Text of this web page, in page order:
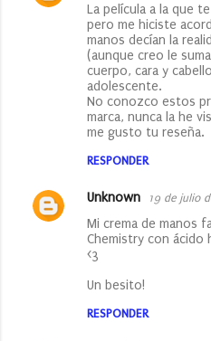
La película a la que
pero me hiciste
manos decían la
(aunque creo le
cuerpo, cara y
adolescente.
No conozco estos
marca, nunca la he
me gusto tu reseña.
RESPONDER
Unknown 19 de julio
Mi crema de manos
Chemistry con ácido
<3
Un besito!
RESPONDER